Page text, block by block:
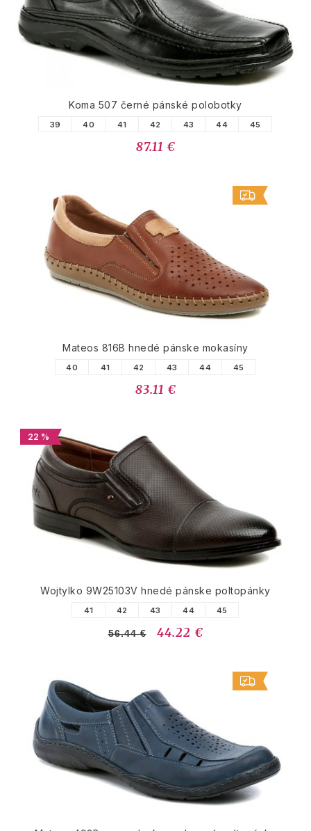
Koma 507 černé pánské polobotky
39 40 41 42 43 44 45
87.11 €
Mateos 816B hnedé pánske mokasíny
40 41 42 43 44 45
83.11 €
22 %
Wojtylko 9W25103V hnedé pánske poltopánky
41 42 43 44 45
56.44 € 44.22 €